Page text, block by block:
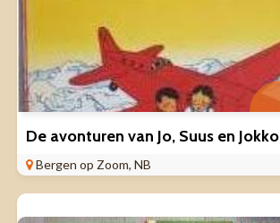
De avonturen van Jo, Suus en Jokko
Bergen op Zoom, NB